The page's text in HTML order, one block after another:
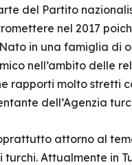
del Partito
nel 2017
in una famiglia di
nell’ambito delle
rapporti molto stretti
dell’Agenzia
attorno al
Attualmente in